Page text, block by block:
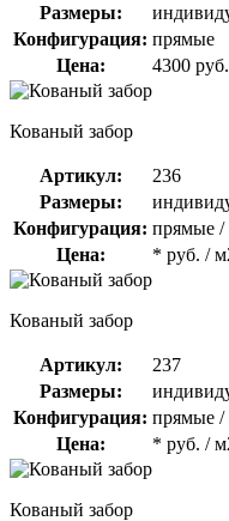
Размеры:
Конфигурация: прямые
Цена:
4300
Кованый забор
Артикул:
236
Размеры:
Конфигурация: прямые /
Цена:
* руб. /
Кованый забор
Артикул:
237
Размеры:
Конфигурация: прямые /
Цена:
* руб. /
Кованый забор